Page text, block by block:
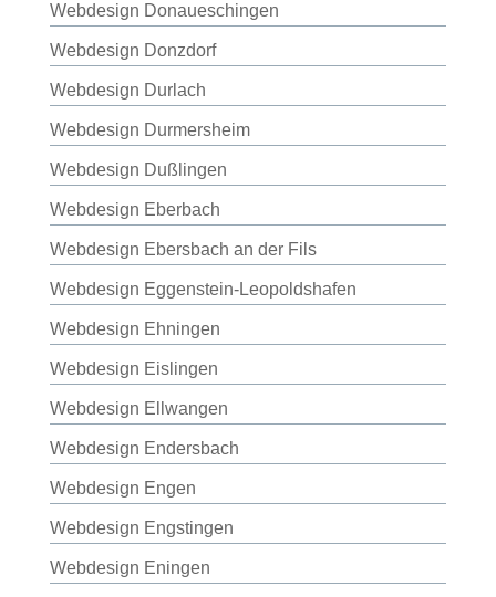
Webdesign Donaueschingen
Webdesign Donzdorf
Webdesign Durlach
Webdesign Durmersheim
Webdesign Dußlingen
Webdesign Eberbach
Webdesign Ebersbach an der Fils
Webdesign Eggenstein-Leopoldshafen
Webdesign Ehningen
Webdesign Eislingen
Webdesign Ellwangen
Webdesign Endersbach
Webdesign Engen
Webdesign Engstingen
Webdesign Eningen